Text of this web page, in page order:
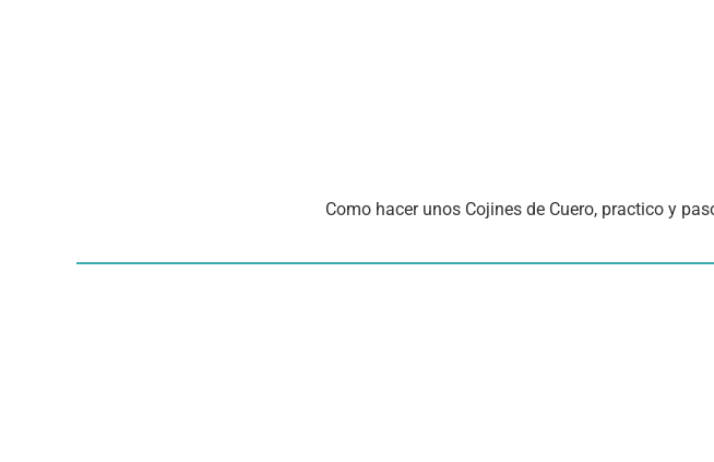
Como hacer unos Cojines de Cuero, practico y